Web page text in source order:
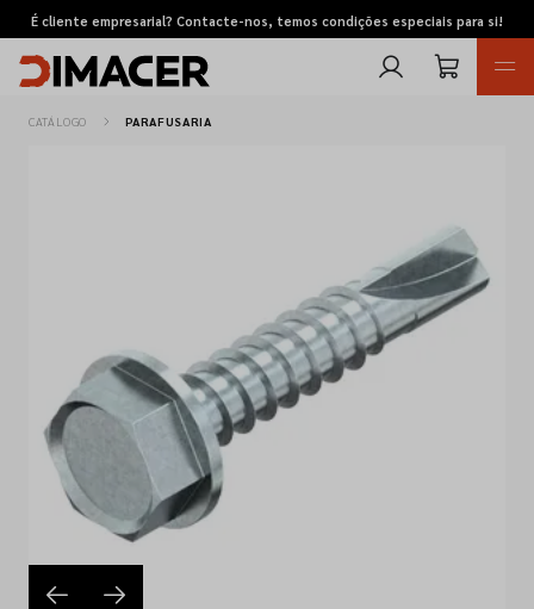
É cliente empresarial? Contacte-nos, temos condições especiais para si!
Pedidos de cotação
Marcas
Favoritos
Empresa
CATÁLOGO PARAFUSARIA